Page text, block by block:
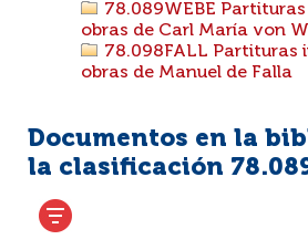
78.089WEBE
obras de Carl María von
78.098FALL Partituras
obras de Manuel de Falla
Documentos en la
la clasificación